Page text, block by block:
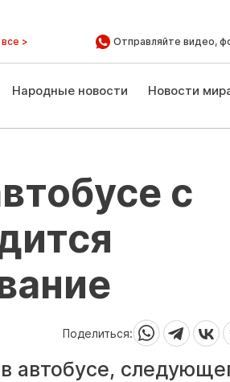
> Отправляйте видео,
Народные новости Новости
с
Поделиться:
автобусе,